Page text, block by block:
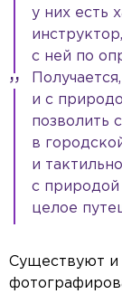
у них есть
с ней по
и с
позволить
в
и
с
целое
Существуют и